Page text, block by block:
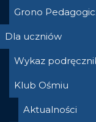
Grono
Dla uczniów
Wykaz
Klub Ośmiu
Aktualności